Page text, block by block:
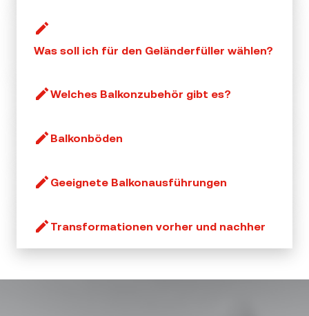
Was soll ich für den Geländerfüller wählen?
Welches Balkonzubehör gibt es?
Balkonböden
Geeignete Balkonausführungen
Transformationen vorher und nachher